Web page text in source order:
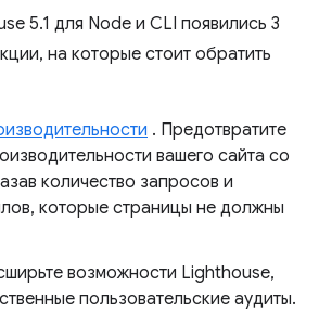
5.1 для Node и CLI появились 3
на которые стоит обратить
. Предотвратите
вашего сайта со
количество запросов и
которые страницы не должны
возможности Lighthouse,
пользовательские аудиты.